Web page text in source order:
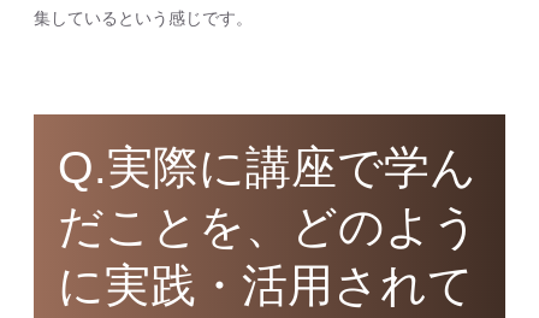
集しているという感じです。
Q.実際に講座で学ん
だことを、どのよう
に実践・活用されて